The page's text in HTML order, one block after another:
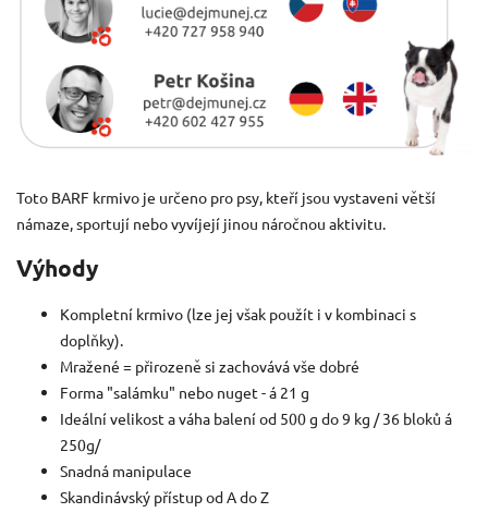
Toto BARF krmivo je určeno pro psy, kteří jsou vystaveni větší
námaze, sportují nebo vyvíjejí jinou náročnou aktivitu.
Výhody
Kompletní krmivo (lze jej však použít i v kombinaci s
doplňky).
Mražené = přirozeně si zachovává vše dobré
Forma "salámku" nebo nuget - á 21 g
Ideální velikost a váha balení od 500 g do 9 kg / 36 bloků á
250g/
Snadná manipulace
Skandinávský přístup od A do Z